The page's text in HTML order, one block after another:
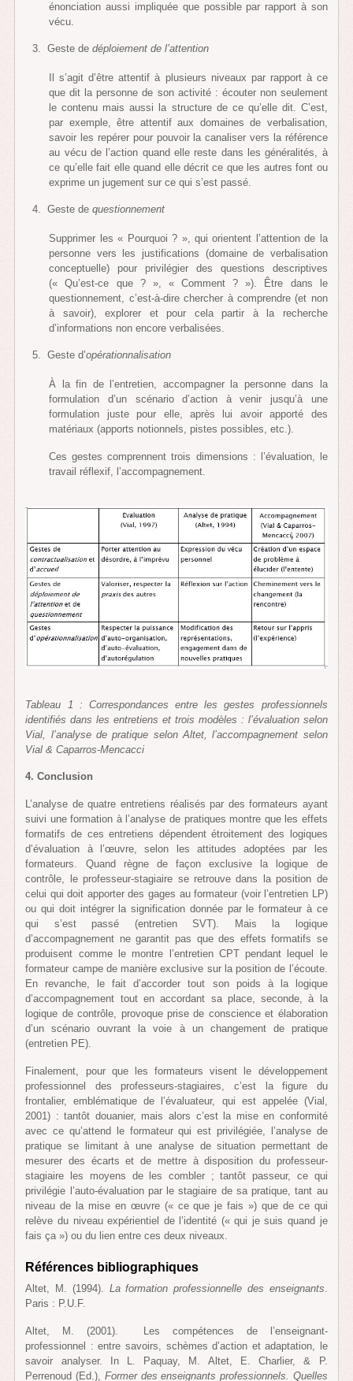
énonciation aussi impliquée que possible par rapport à son
vécu.
Geste dedéploiement de l’attention
Il s’agit d’être attentif à plusieurs niveaux par rapport à ce
que dit la personne de son activité : écouter non seulement
le contenu mais aussi la structure de ce qu’elle dit. C’est,
par exemple, être attentif aux domaines de verbalisation,
savoir les repérer pour pouvoir la canaliser vers la référence
au vécu de l’action quand elle reste dans les généralités, à
ce qu’elle fait elle quand elle décrit ce que les autres font ou
exprime un jugement sur ce qui s’est passé.
Geste dequestionnement
Supprimer les « Pourquoi ? », qui orientent l’attention de la
personne vers les justifications (domaine de verbalisation
conceptuelle) pour privilégier des questions descriptives
(« Qu’est-ce que ? », « Comment ? »). Être dans le
questionnement, c’est-à-dire chercher à comprendre (et non
à savoir), explorer et pour cela partir à la recherche
d’informations non encore verbalisées.
Geste d’opérationnalisation
À la fin de l’entretien, accompagner la personne dans la
formulation d’un scénario d’action à venir jusqu’à une
formulation juste pour elle, après lui avoir apporté des
matériaux (apports notionnels, pistes possibles, etc.).
Ces gestes comprennent trois dimensions : l’évaluation, le
travail réflexif, l’accompagnement.
Tableau 1 : Correspondances entre les gestes professionnels
identifiés dans les entretiens et trois modèles : l’évaluation selon
Vial, l’analyse de pratique selon Altet, l’accompagnement selon
Vial & Caparros-Mencacci
4. Conclusion
L’analyse de quatre entretiens réalisés par des formateurs ayant
suivi une formation à l’analyse de pratiques montre que les effets
formatifs de ces entretiens dépendent étroitement des logiques
d’évaluation à l’œuvre, selon les attitudes adoptées par les
formateurs. Quand règne de façon exclusive la logique de
contrôle, le professeur-stagiaire se retrouve dans la position de
celui qui doit apporter des gages au formateur (voir l’entretien LP)
ou qui doit intégrer la signification donnée par le formateur à ce
qui s’est passé (entretien SVT). Mais la logique
d’accompagnement ne garantit pas que des effets formatifs se
produisent comme le montre l’entretien CPT pendant lequel le
formateur campe de manière exclusive sur la position de l’écoute.
En revanche, le fait d’accorder tout son poids à la logique
d’accompagnement tout en accordant sa place, seconde, à la
logique de contrôle, provoque prise de conscience et élaboration
d’un scénario ouvrant la voie à un changement de pratique
(entretien PE).
Finalement, pour que les formateurs visent le développement
professionnel des professeurs-stagiaires, c’est la figure du
frontalier, emblématique de l’évaluateur, qui est appelée (Vial,
2001) : tantôt douanier, mais alors c’est la mise en conformité
avec ce qu’attend le formateur qui est privilégiée, l’analyse de
pratique se limitant à une analyse de situation permettant de
mesurer des écarts et de mettre à disposition du professeur-
stagiaire les moyens de les combler ; tantôt passeur, ce qui
privilégie l’auto-évaluation par le stagiaire de sa pratique, tant au
niveau de la mise en œuvre (« ce que je fais ») que de ce qui
relève du niveau expérientiel de l’identité (« qui je suis quand je
fais ça ») ou du lien entre ces deux niveaux.
Références bibliographiques
Altet, M. (1994). La formation professionnelle des enseignants.
Paris : P.U.F.
Altet, M. (2001). Les compétences de l’enseignant-
professionnel : entre savoirs, schèmes d’action et adaptation, le
savoir analyser. In L. Paquay, M. Altet, E. Charlier, & P.
Perrenoud (Ed.), Former des enseignants professionnels. Quelles